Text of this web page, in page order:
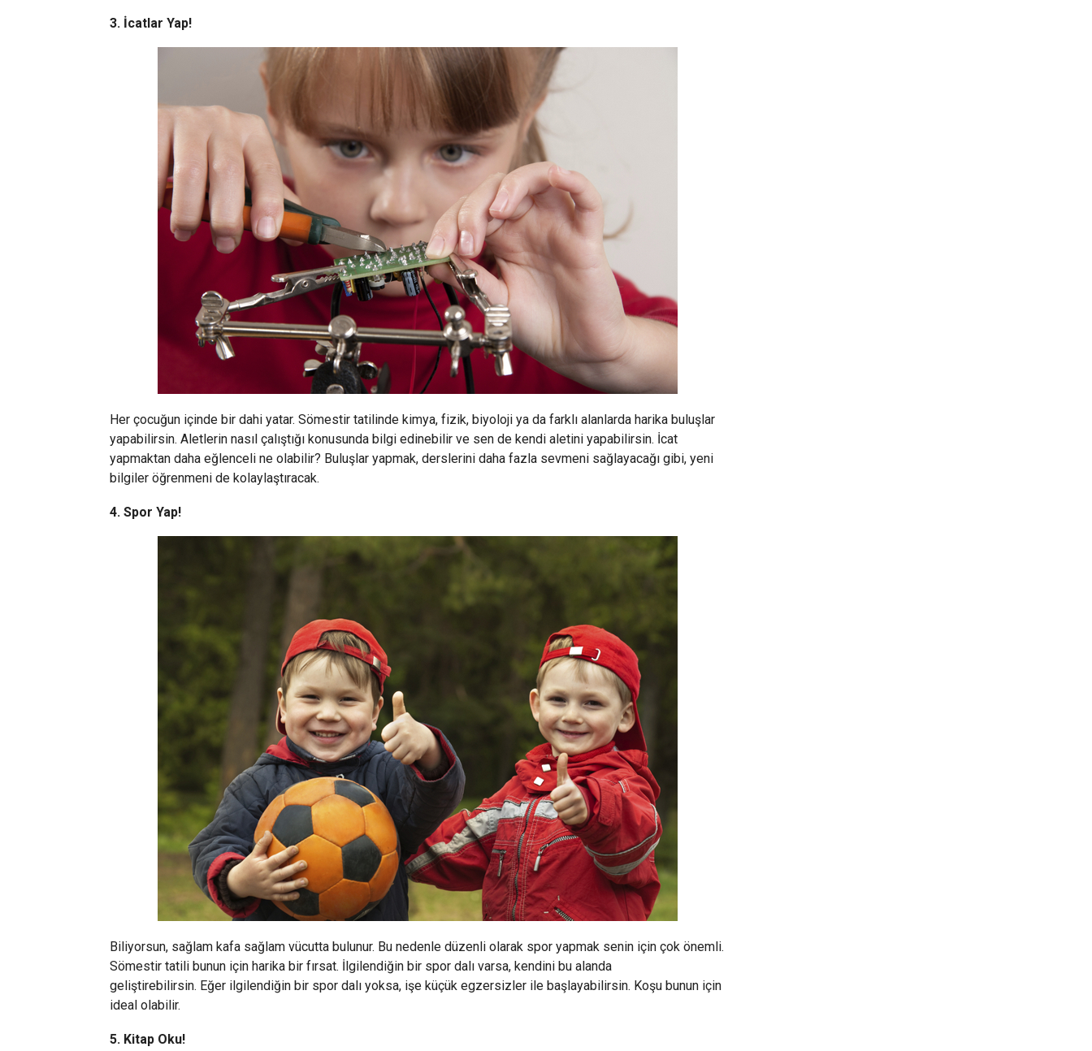
3. İcatlar Yap!
Her çocuğun içinde bir dahi yatar. Sömestir tatilinde kimya, fizik, biyoloji ya da farklı alanlarda harika buluşlar
yapabilirsin. Aletlerin nasıl çalıştığı konusunda bilgi edinebilir ve sen de kendi aletini yapabilirsin. İcat
yapmaktan daha eğlenceli ne olabilir? Buluşlar yapmak, derslerini daha fazla sevmeni sağlayacağı gibi, yeni
bilgiler öğrenmeni de kolaylaştıracak.
4. Spor Yap!
Biliyorsun, sağlam kafa sağlam vücutta bulunur. Bu nedenle düzenli olarak spor yapmak senin için çok önemli.
Sömestir tatili bunun için harika bir fırsat. İlgilendiğin bir spor dalı varsa, kendini bu alanda
geliştirebilirsin. Eğer ilgilendiğin bir spor dalı yoksa, işe küçük egzersizler ile başlayabilirsin. Koşu bunun için
ideal olabilir.
5. Kitap Oku!